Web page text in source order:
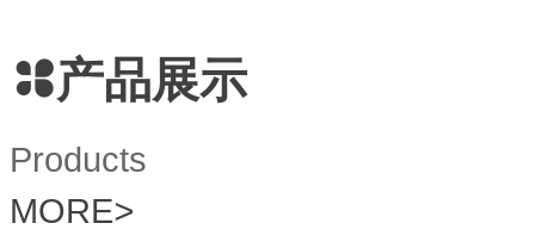
产品展示
Products
MORE>